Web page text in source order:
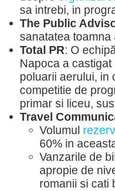
sa intrebi, in
The Public
sanatatea toamna
Total PR: O
Napoca a
poluarii aerului, in
competitie de
primar si liceu,
Travel
Volumul
60% in
Vanzarile de
apropie de
romanii si cati